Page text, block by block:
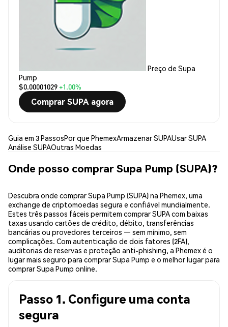
Preço de Supa
Pump
$0.00001029+1.00%
Comprar SUPA agora
Guia em 3 PassosPor que PhemexArmazenar SUPAUsar SUPA
Análise SUPAOutras Moedas
Onde posso comprar Supa Pump (SUPA)?
Descubra onde comprar Supa Pump (SUPA) na Phemex, uma
exchange de criptomoedas segura e confiável mundialmente.
Estes três passos fáceis permitem comprar SUPA com baixas
taxas usando cartões de crédito, débito, transferências
bancárias ou provedores terceiros — sem mínimo, sem
complicações. Com autenticação de dois fatores (2FA),
auditorias de reservas e proteção anti-phishing, a Phemex é o
lugar mais seguro para comprar Supa Pump e o melhor lugar para
comprar Supa Pump online.
Passo 1. Configure uma conta
segura